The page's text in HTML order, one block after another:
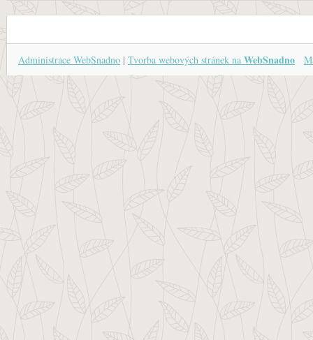
Administrace WebSnadno | Tvorba webových stránek na WebSnadno